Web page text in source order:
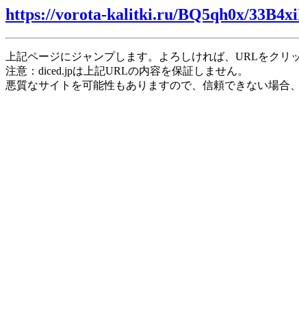
https://vorota-kalitki.ru/BQ5qh0x/
上記ページにジャンプします。よろしければ、URLをクリ
注意：diced.jpは上記URLの内容を保証しません。
悪質なサイトを可能性もありますので、信頼できない場合